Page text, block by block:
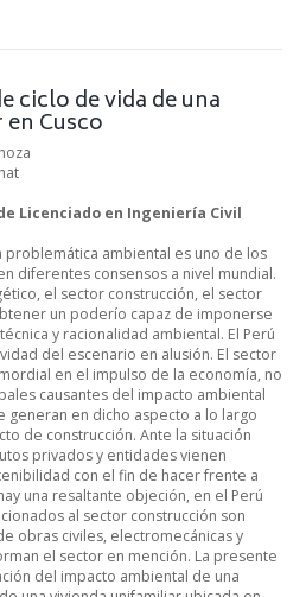
ciclo de vida de una
Cusco
Licenciado en Ingeniería Civil
problemática ambiental es uno de los
diferentes consensos a nivel mundial.
el sector construcción, el sector
un poderío capaz de imponerse
y racionalidad ambiental. El Perú
del escenario en alusión. El sector
en el impulso de la economía, no
causantes del impacto ambiental
en dicho aspecto a lo largo
de construcción. Ante la situación
privados y entidades vienen
con el fin de hacer frente a
una resaltante objeción, en el Perú
al sector construcción son
obras civiles, electromecánicas y
el sector en mención. La presente
del impacto ambiental de una